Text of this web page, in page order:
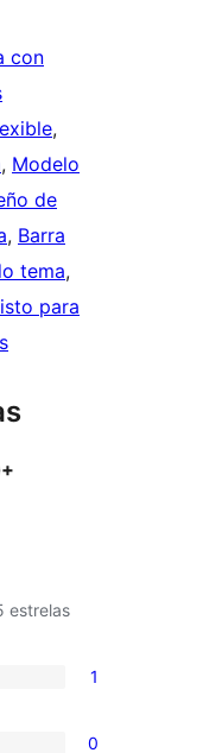
con
, Modelo
de
, Barra
tema
para
estrelas
1
0